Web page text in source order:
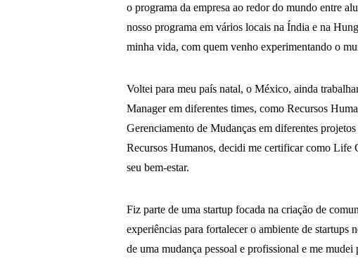
o programa da empresa ao redor do mundo entre
nosso programa em vários locais na Índia e na
minha vida, com quem venho experimentando o
Voltei para meu país natal, o México, ainda
Manager em diferentes times, como Recursos
Gerenciamento de Mudanças em diferentes
Recursos Humanos, decidi me certificar como Life
seu bem-estar.
Fiz parte de uma startup focada na criação de
experiências para fortalecer o ambiente de startups
de uma mudança pessoal e profissional e me